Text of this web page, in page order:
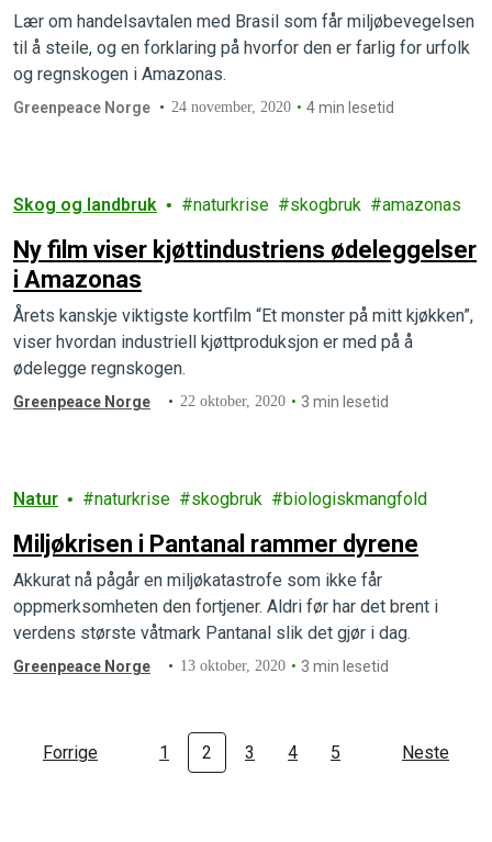
Lær om handelsavtalen med Brasil som får miljøbevegelsen
til å steile, og en forklaring på hvorfor den er farlig for urfolk
og regnskogen i Amazonas.
Greenpeace Norge 24 november, 2020 4 min lesetid
Skog og landbruk naturkrise skogbruk amazonas
Ny film viser kjøttindustriens ødeleggelser
i Amazonas
Årets kanskje viktigste kortfilm “Et monster på mitt kjøkken”,
viser hvordan industriell kjøttproduksjon er med på å
ødelegge regnskogen.
Greenpeace Norge 22 oktober, 2020 3 min lesetid
Natur naturkrise skogbruk biologiskmangfold
Miljøkrisen i Pantanal rammer dyrene
Akkurat nå pågår en miljøkatastrofe som ikke får
oppmerksomheten den fortjener. Aldri før har det brent i
verdens største våtmark Pantanal slik det gjør i dag.
Greenpeace Norge 13 oktober, 2020 3 min lesetid
Forrige 1 2 3 4 5 Neste